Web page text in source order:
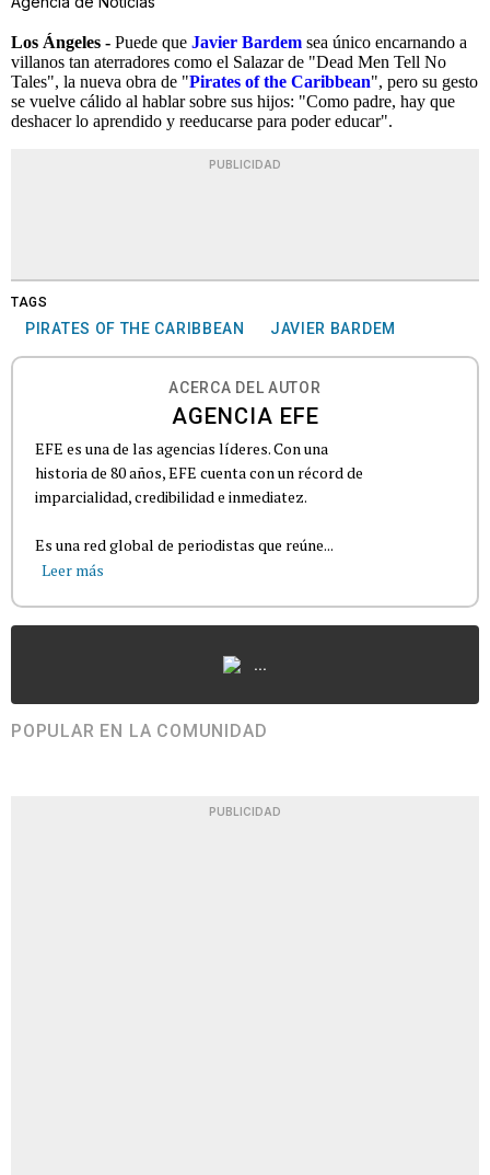
Los Ángeles - Puede que Javier Bardem sea único encarnando a
villanos tan aterradores como el Salazar de "Dead Men Tell No
Tales", la nueva obra de "Pirates of the Caribbean", pero su gesto
se vuelve cálido al hablar sobre sus hijos: "Como padre, hay que
deshacer lo aprendido y reeducarse para poder educar".
PUBLICIDAD
TAGS
PIRATES OF THE CARIBBEAN JAVIER BARDEM
ACERCA DEL AUTOR
AGENCIA EFE
EFE es una de las agencias líderes. Con una
historia de 80 años, EFE cuenta con un récord de
imparcialidad, credibilidad e inmediatez.
Es una red global de periodistas que reúne...
Leer más
...
POPULAR EN LA COMUNIDAD
PUBLICIDAD